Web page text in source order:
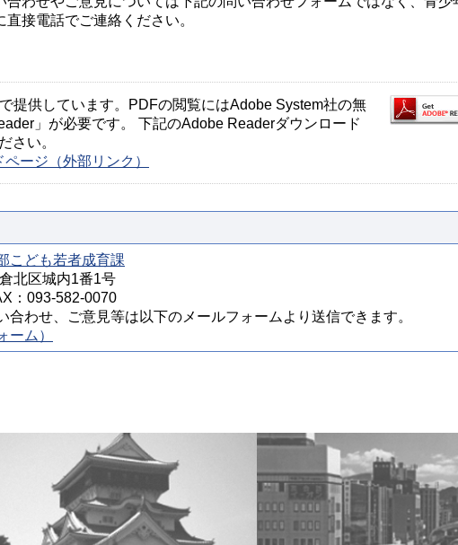
接電話でご連絡ください。
提供しています。PDFの閲覧にはAdobe System社の無
」が必要です。 下記のAdobe Readerダウンロード
さい。
ージ（外部リンク）
こども若者成育課
北区城内1番1号
：093-582-0070
合わせ、ご意見等は以下のメールフォームより送信できます。
ーム）